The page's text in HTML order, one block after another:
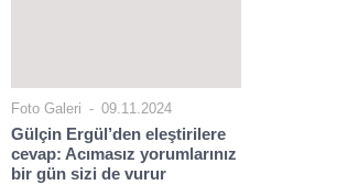
Foto Galeri 09.11.2024
Gülçin Ergül’den eleştirilere
cevap: Acımasız yorumlarınız
bir gün sizi de vurur